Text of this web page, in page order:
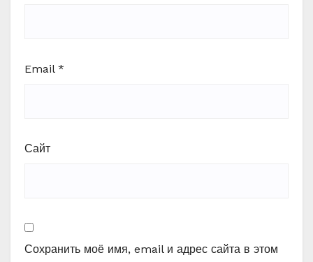
Email *
Сайт
Сохранить моё имя, email и адрес сайта в этом